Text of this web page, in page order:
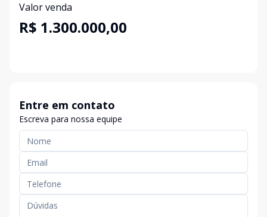
Valor venda
R$ 1.300.000,00
Entre em contato
Escreva para nossa equipe